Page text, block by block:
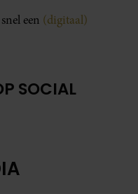
een (digitaal)
SOCIAL